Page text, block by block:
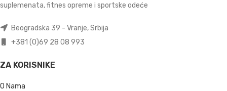
suplemenata, fitnes opreme i sportske odeće
Beogradska 39 - Vranje, Srbija
+381 (0)69 28 08 993
ZA KORISNIKE
O Nama